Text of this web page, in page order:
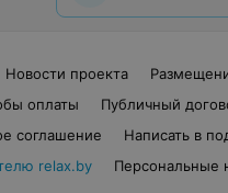
Новости проекта
оплаты
Публичный
соглашение
Написать в
relax.by
Персональные